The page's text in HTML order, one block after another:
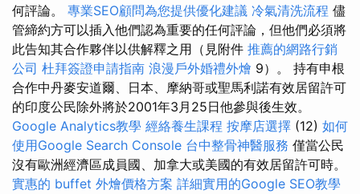
何評論。 專業SEO顧問為您提供優化建議 冷氣清洗流程 儘
管締約方可以插入他們認為重要的任何評論，但他們必須將
此告知其合作夥伴以供解釋之用（見附件 推薦的網路行銷
公司 杜拜簽證申請指南 浪漫戶外婚禮外燴 9）。 持有申根
合作中丹麥安道爾、日本、摩納哥或聖馬利諾有效居留許可
的印度公民除外將於2001年3月25日他參與後生效。
Google Analytics教學 經絡養生課程 按摩店選擇 (12) 如何
使用Google Search Console 台中整骨神醫服務 僅當公民
沒有歐洲經濟區成員國、加拿大或美國的有效居留許可時。
實惠的 buffet 外燴價格方案 詳細實用的Google SEO教學